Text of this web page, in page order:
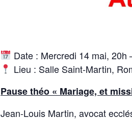
Date : Mercredi 14 mai, 20h
Lieu : Salle Saint-Martin,
Pause théo « Mariage, et
Jean-Louis Martin, avocat